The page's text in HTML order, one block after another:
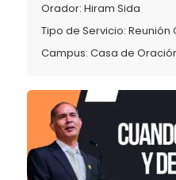
Orador: Hiram Sida
Tipo de Servicio: Reunión
Campus: Casa de